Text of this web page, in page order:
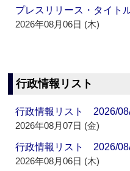
プレスリリース・タイ
2026年08月06日 (木)
行政情報リスト
行政情報リスト 2026/
2026年08月07日 (金)
行政情報リスト 2026/
2026年08月06日 (木)